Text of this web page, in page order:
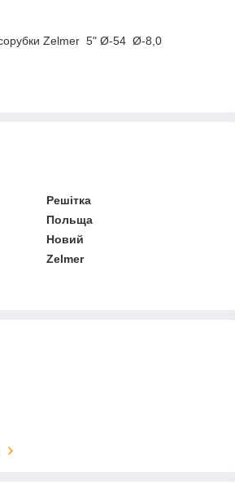
Zelmer 5" Ø-54 Ø-8,0
Решітка
Польща
Новий
Zelmer